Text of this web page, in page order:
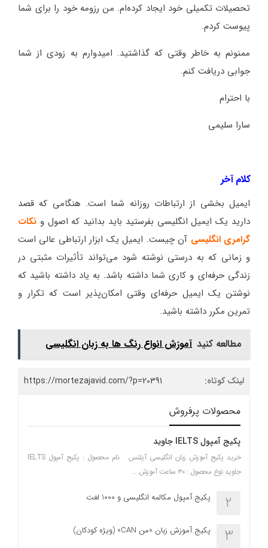
تحصیلات تکمیلی خود ایجاد کرده‌ام. من رزومه خود را برای شما
پیوست کردم.
ممنونم به خاطر وقتی که گذاشتید. امیدوارم به زودی از شما
جوابی دریافت کنم.
با احترام
سارا سلیمی
کلام آخر
ایمیل بخشی از ارتباطات روزانه شما است. هنگامی که قصد
دارید یک ایمیل انگلیسی بفرستید باید بدانید که اصول و نکات
گرامری انگلیسی آن چیست. ایمیل یک ابزار ارتباطی عالی است
و زمانی که به درستی نوشته شود می‌تواند تأثیرات مثبتی در
زندگی حرفه‌ای و کاری شما داشته باشد. به یاد داشته باشید که
نوشتن یک ایمیل حرفه‌ای وقتی امکان‌پذیر است که تکرار و
تمرین مکرر داشته باشید.
مطالعه کنید آموزش انواع رنگ ها به زبان انگلیسی
لینک کوتاه: https://mortezajavid.com/?p=20391
محصولات پرفروش
پکیج آمپول IELTS جاوید
خرید پکیج آموزش زبان انگلیسی آیلتس نام محصول : پکیج آمپول IELTS
جاوید نوع محصول : ۳۰ ساعت آموزش …
2 پکیج آمپول مکالمه انگلیسی و 1000 لغت
3 پکیج آموزش زبان «من CAN» (ویژه کودکان)